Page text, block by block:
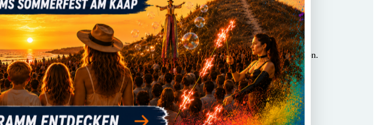
Römisches Dampfbad
Feiner Dampf, wohltuende Atmosphäre und pure Regeneration.
Duschgrotte & Erfrischung